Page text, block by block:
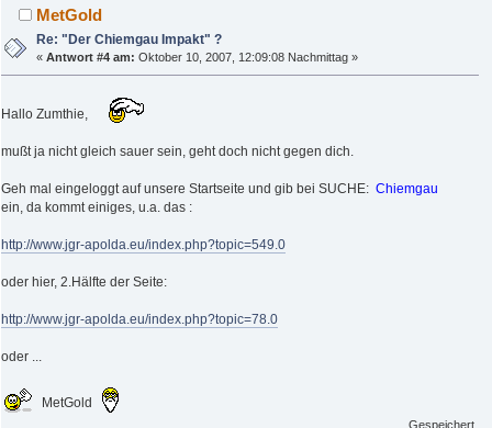
MetGold
Re: "Der Chiemgau Impakt" ?
«Antwort #4 am: Oktober 10, 2007, 12:09:08 Nachmittag »
Hallo Zumthie,
mußt ja nicht gleich sauer sein, geht doch nicht gegen dich.
Geh mal eingeloggt auf unsere Startseite und gib bei SUCHE: Chiemgau
ein, da kommt einiges, u.a. das :
http://www.jgr-apolda.eu/index.php?topic=549.0
oder hier, 2.Hälfte der Seite:
http://www.jgr-apolda.eu/index.php?topic=78.0
oder ...
MetGold
Gespeichert